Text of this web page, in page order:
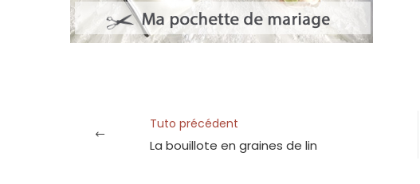
Tuto précédent
La bouillote en graines de lin